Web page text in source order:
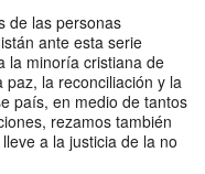
de las personas
ante esta serie
la minoría cristiana de
la reconciliación y la
país, en medio de tantos
rezamos también
a la justicia de la no